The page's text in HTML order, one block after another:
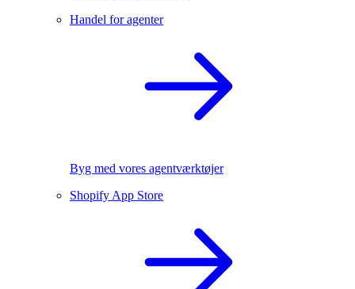
Handel for agenter
Byg med vores agentværktøjer
Shopify App Store